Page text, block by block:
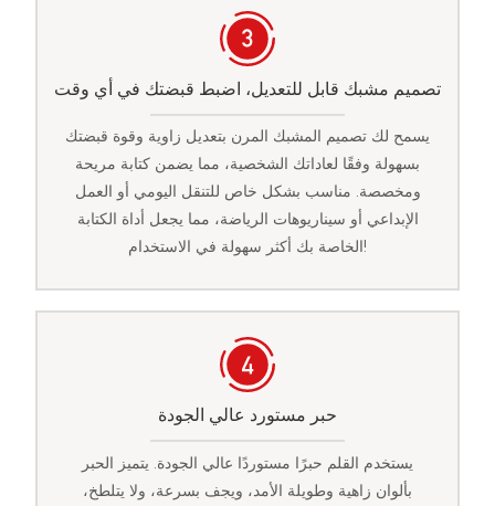
تصميم مشبك قابل للتعديل، اضبط قبضتك في أي وقت
يسمح لك تصميم المشبك المرن بتعديل زاوية وقوة قبضتك
بسهولة وفقًا لعاداتك الشخصية، مما يضمن كتابة مريحة
ومخصصة. مناسب بشكل خاص للتنقل اليومي أو العمل
الإبداعي أو سيناريوهات الرياضة، مما يجعل أداة الكتابة
الخاصة بك أكثر سهولة في الاستخدام!
حبر مستورد عالي الجودة
يستخدم القلم حبرًا مستوردًا عالي الجودة. يتميز الحبر
بألوان زاهية وطويلة الأمد، ويجف بسرعة، ولا يتلطخ،